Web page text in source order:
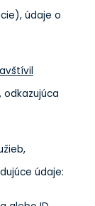
údaje o
odkazujúca
údaje: